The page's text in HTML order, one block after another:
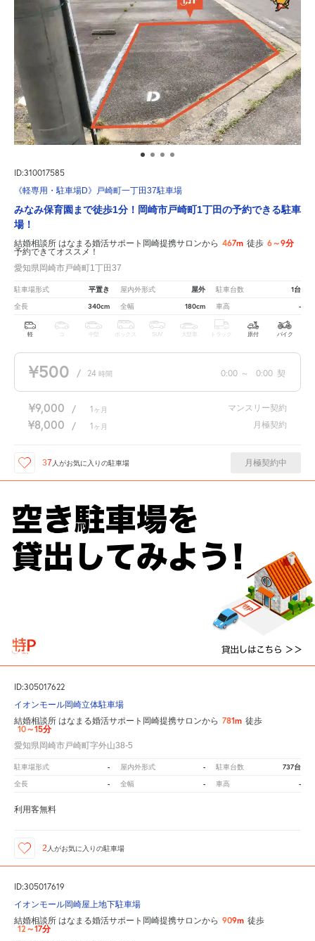
ID:310017585
《軽専用・駐車場D》戸崎町一丁田37駐車場
みなみ保育園まで徒歩1分！岡崎市戸崎町1丁田の予約できる駐車
場！
結婚相談所 はなまる婚活サポート岡崎提携サロンから 467m 徒歩 6～9分
予約できてオススメ！
愛知県岡崎市戸崎町1丁田37
駐車場形式 平置き 屋内外形式 屋外 駐車台数 1台
全長 340cm 全幅 180cm 車高 -
軽 中型 ボックス SUV 大型車 トラック 原付 バイク
¥500 / 24 時間 0:00 ～ 0:00 契
¥9,000 / 1 ヶ月 マンスリー契約
¥8,000 / 1 ヶ月 月極契約
37 人がお気に入りの駐車場 月極契約中
ID:305017622
イオンモール岡崎立体駐車場
結婚相談所 はなまる婚活サポート岡崎提携サロンから 781m 徒歩
10～15分
愛知県岡崎市戸崎町字外山38-5
駐車場形式 - 屋内外形式 - 駐車台数 737台
全長 - 全幅 - 車高 -
利用客無料
2 人がお気に入りの駐車場
ID:305017619
イオンモール岡崎屋上地下駐車場
結婚相談所 はなまる婚活サポート岡崎提携サロンから 909m 徒歩
12～17分